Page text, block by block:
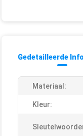
Gedetailleerde
Materiaal:
Kleur: